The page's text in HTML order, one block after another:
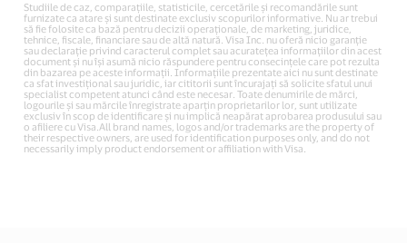
Studiile de caz, comparațiile, statisticile, cercetările și recomandările sunt
furnizate ca atare și sunt destinate exclusiv scopurilor informative. Nu ar trebui
să fie folosite ca bază pentru decizii operaționale, de marketing, juridice,
tehnice, fiscale, financiare sau de altă natură. Visa Inc. nu oferă nicio garanție
sau declarație privind caracterul complet sau acuratețea informațiilor din acest
document și nu își asumă nicio răspundere pentru consecințele care pot rezulta
din bazarea pe aceste informații. Informațiile prezentate aici nu sunt destinate
ca sfat investițional sau juridic, iar cititorii sunt încurajați să solicite sfatul unui
specialist competent atunci când este necesar. Toate denumirile de mărci,
logourile și sau mărcile înregistrate aparțin proprietarilor lor, sunt utilizate
exclusiv în scop de identificare și nu implică neapărat aprobarea produsului sau
o afiliere cu Visa.All brand names, logos and/or trademarks are the property of
their respective owners, are used for identification purposes only, and do not
necessarily imply product endorsement or affiliation with Visa.